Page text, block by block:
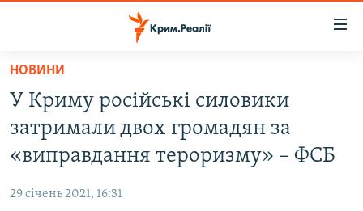
Перейти
основного
матеріалу
Перейти
до
основної
ВОДА.КРИМ
ВІДЕО ТА ФОТО
БЛОГИ
НОВИНИ
У Криму російські силовики
затримали двох громадян за
«виправдання тероризму» – ФСБ
29 січень 2021, 16:31